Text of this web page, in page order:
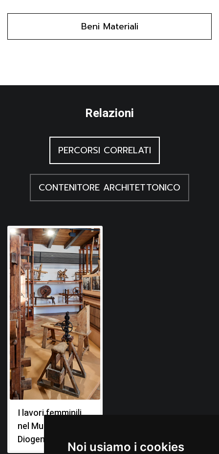
Noi usiamo i cookies
mentre negli usi contadini è più rara.
trevigiana, Treviso 1982
Scheuermeier P., Il lavoro dei contadini. Cultura
materiale e artigianato rurale in Italia e nella Svizzera
Beni Materiali
Relazioni
PERCORSI CORRELATI
CONTENITORE ARCHITETTONICO
I lavori femminili
nel Museo
Diogene Penzi